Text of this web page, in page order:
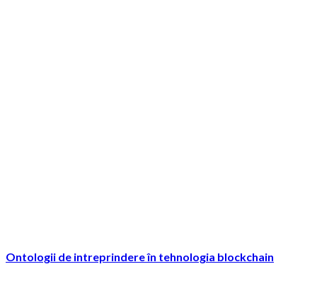
Ontologii de intreprindere în tehnologia blockchain